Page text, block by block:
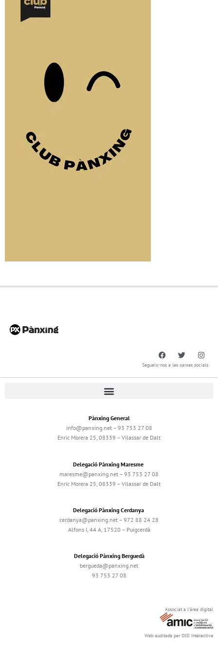
Segueix-nos a les xarxes socials
Pànxing General
info@panxing.net – 93 753 27 08
Enric Morera 25, 08339 – Vilassar de Dalt
Delegació Pànxing Maresme
maresme@panxing.net – 93 753 27 08
Enric Morera 25, 08339 – Vilassar de Dalt
Delegació Pànxing Cerdanya
cerdanya@panxing.net – 972 88 24 28
Alfons I, 44 A, 17520 – Puigcerdà
Delegació Pànxing Berguedà
bergueda@panxing.net
93 753 27 08
Associat a l'àrea digital
Web auditada per OJD Interactive